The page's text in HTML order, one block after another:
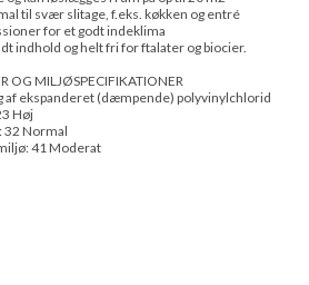
til svær slitage, f.eks. køkken og entré
for et godt indeklima
indhold og helt fri for ftalater og biocier.
OG MILJØSPECIFIKATIONER
af ekspanderet (dæmpende) polyvinylchlorid
Høj
32 Normal
41 Moderat